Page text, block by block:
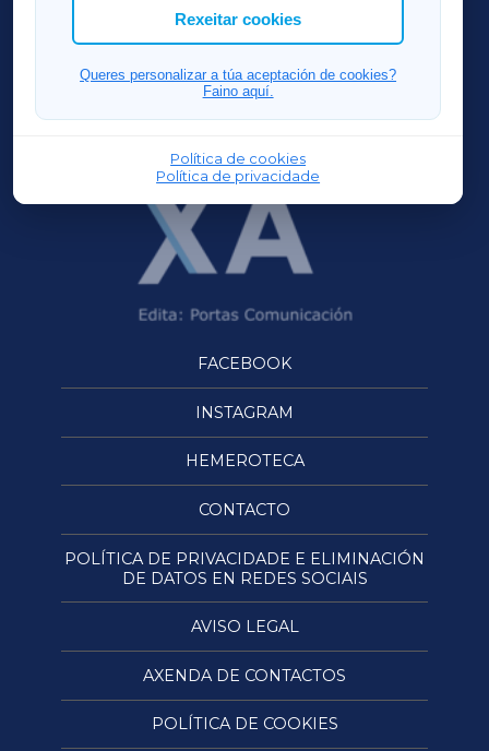
Rexeitar cookies
Queres personalizar a túa aceptación de cookies?
Faino aquí.
Política de cookies
Política de privacidade
ACORUÑAXA
FERROLXA
OURENSEXA
FACEBOOK
INSTAGRAM
HEMEROTECA
CONTACTO
POLÍTICA DE PRIVACIDADE E ELIMINACIÓN
DE DATOS EN REDES SOCIAIS
AVISO LEGAL
AXENDA DE CONTACTOS
POLÍTICA DE COOKIES